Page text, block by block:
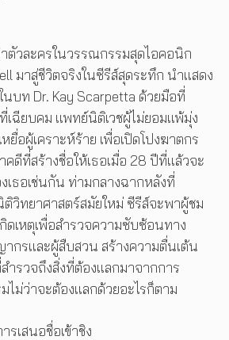
ตัวละครในวรรณกรรมสุดไอคอนิก
มาสู่ชีวิตจริงในซีรีส์สุดระทึก นำแสดง
นบท Dr. Kay Scarpetta ด้วยมือที่
เฉียบคม แพทย์นิติเวชผู้ไม่ยอมแพ้มุ่ง
ยื่อผู้เคราะห์ร้าย เพื่อเปิดโปงฆาตกร
ดีที่สร้างชื่อให้เธอเมื่อ 28 ปีที่แล้วจะ
เธอเช่นกัน ท่ามกลางฉากหลังที่
วิทยาศาสตร์สมัยใหม่ ซีรีส์จะพาผู้ชม
กิดเหตุเพื่อสำรวจความซับซ้อนทาง
กรและผู้สืบสวน สร้างความตื่นเต้น
รวจถึงสิ่งที่ต้องแลกมาจากการ
ไม่ว่าจะต้องแลกด้วยอะไรก็ตาม
รเสนอชื่อเข้าชิง